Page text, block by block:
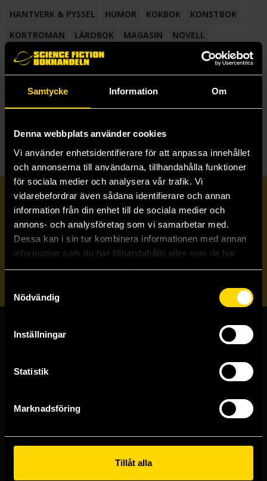
Samtycke Information Om
Denna webbplats använder cookies
Vi använder enhetsidentifierare för att anpassa innehållet
och annonserna till användarna, tillhandahålla funktioner
för sociala medier och analysera vår trafik. Vi
vidarebefordrar även sådana identifierare och annan
information från din enhet till de sociala medier och
annons- och analysföretag som vi samarbetar med.
Dessa kan i sin tur kombinera informationen med annan
information som du har tillhandahållit eller som de har
samlat in när du har använt deras tjänster.
Nödvändig
Inställningar
Statistik
Marknadsföring
Tillåt alla
HANTVERK & PYSSEL
HUMOR KOKBOK
KONSTBOK
KORTROMAN
LÄROBOK MAGASIN
NOVELL
NOVELLMAGASIN
NOVELLSAMLING
ROMAN
SAMLINGSVOLYM
TECKNA & MÅLA TECKNAD SERIE
H
Prenumerera på vårt nyhetsbrev
Veckobrevet
Skicka
Stockholmsbutiken
Södra Förstadsgatan 26